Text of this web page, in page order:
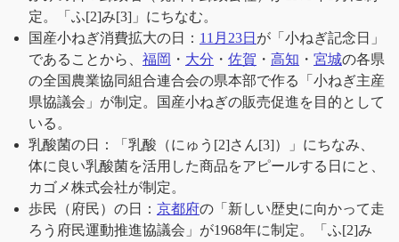
定。「ふ[2]み[3]」にちなむ。
国産小ねぎ消費拡大の日： 11月23日 が「小ねぎ記念日」
であることから、 福岡 ・ 大分 ・ 佐賀 ・ 高知 ・ 宮城の各県
の全国農業協同組合連合会の県本部で作る「小ねぎ主産
県協議会」が制定。国産小ねぎの販売促進を目的として
いる。
乳酸菌の日：「乳酸（にゅう[2]さん[3]）」にちなみ、
体に良い乳酸菌を活用した商品をアピールする日にと、
カゴメ株式会社が制定。
歩民（府民）の日： 京都府の「新しい歴史に向かって走
ろう府民運動推進協議会」が1968年に制定。「ふ[2]み